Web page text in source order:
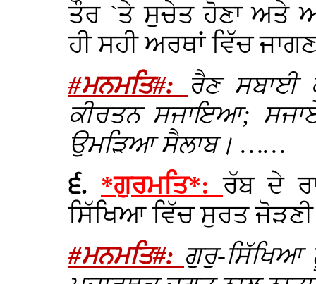
ਤੌਰ `ਤੇ ਸੁਚੇਤ ਹੋਣਾ ਅਤੇ
ਹੀ ਸਹੀ ਅਰਥਾਂ ਵਿੱਚ
#ਮਨਮਤਿ#:
ਰੈਣ ਸਬਾਈ
ਕੀਰਤਨ ਸਜਾਇਆ;
ਉਮੜਿਆ ਸੈਲਾਬ। ……
੬. *ਗੁਰਮਤਿ*:ਰੱਬ ਦੇ
ਸਿੱਖਿਆ ਵਿੱਚ ਸੁਰਤ
#ਮਨਮਤਿ#: ਗੁਰੁ-